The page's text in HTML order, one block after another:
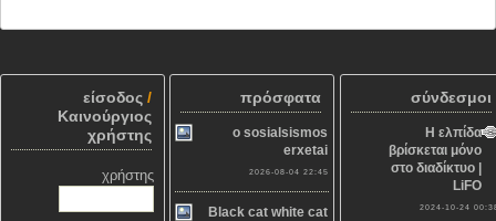
είσοδος/
Καινούργιος
χρήστης
χρήστης
πρόσφατα
o sosialsismos
erxetai
2026-08-04 22:45
Black cat white cat
σύνδεσμοι
Η ελπίδα
βρίσκεται μόνο
στο διαδίκτυο |
LiFO
2024-10-24